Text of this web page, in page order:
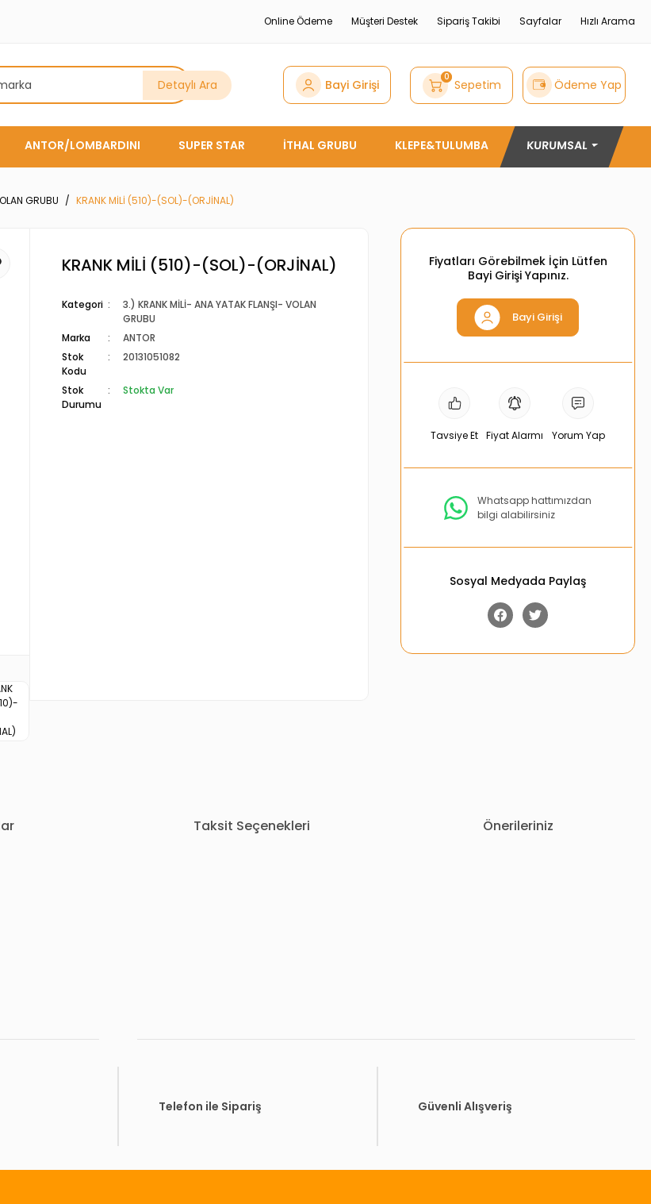
Online Ödeme Müşteri Destek Sipariş Takibi Sayfalar Hızlı Arama
Detaylı Ara Bayi Girişi 0 Sepetim Ödeme Yap
ANTOR/LOMBARDINI SUPER STAR İTHAL GRUBU KLEPE&TULUMBA KURUMSAL
GRUBU KRANK MİLİ (510)-(SOL)-(ORJİNAL)
KRANK MİLİ (510)-(SOL)-(ORJİNAL)
Kategori
3.) KRANK MİLİ- ANA YATAK FLANŞI- VOLAN
GRUBU
Marka
ANTOR
Stok
Kodu
20131051082
Stok
Durumu
Stokta Var
Fiyatları Görebilmek İçin Lütfen
Bayi Girişi Yapınız.
Bayi Girişi
Tavsiye Et Fiyat Alarmı Yorum Yap
Whatsapp hattımızdan
bilgi alabilirsiniz
Sosyal Medyada Paylaş
Taksit Seçenekleri Önerileriniz
Gönder
Telefon ile Sipariş Güvenli Alışveriş